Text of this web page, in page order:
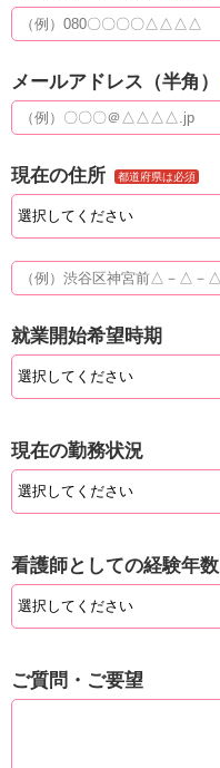
メールアドレス（半角）
現在の住所 都道府県は必須
就業開始希望時期
現在の勤務状況
看護師としての経験年数
ご質問・ご要望